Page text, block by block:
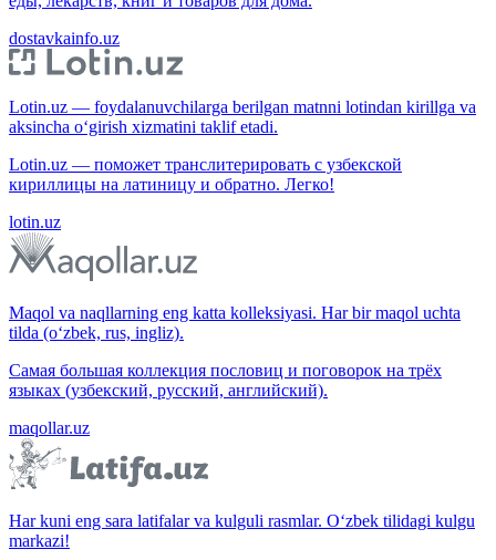
dostavkainfo.uz
Lotin.uz — foydalanuvchilarga berilgan matnni lotindan kirillga va
aksincha o‘girish xizmatini taklif etadi.
Lotin.uz — поможет транслитерировать с узбекской
кириллицы на латиницу и обратно. Легко!
lotin.uz
Maqol va naqllarning eng katta kolleksiyasi. Har bir maqol uchta
tilda (o‘zbek, rus, ingliz).
Самая большая коллекция пословиц и поговорок на трёх
языках (узбекский, русский, английский).
maqollar.uz
Har kuni eng sara latifalar va kulguli rasmlar. O‘zbek tilidagi kulgu
markazi!